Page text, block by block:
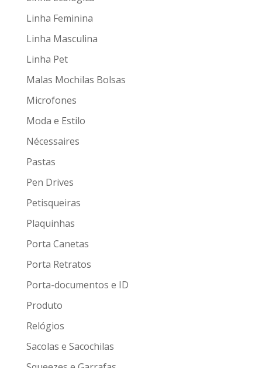
Linha Feminina
Linha Masculina
Linha Pet
Malas Mochilas Bolsas
Microfones
Moda e Estilo
Nécessaires
Pastas
Pen Drives
Petisqueiras
Plaquinhas
Porta Canetas
Porta Retratos
Porta-documentos e ID
Produto
Relógios
Sacolas e Sacochilas